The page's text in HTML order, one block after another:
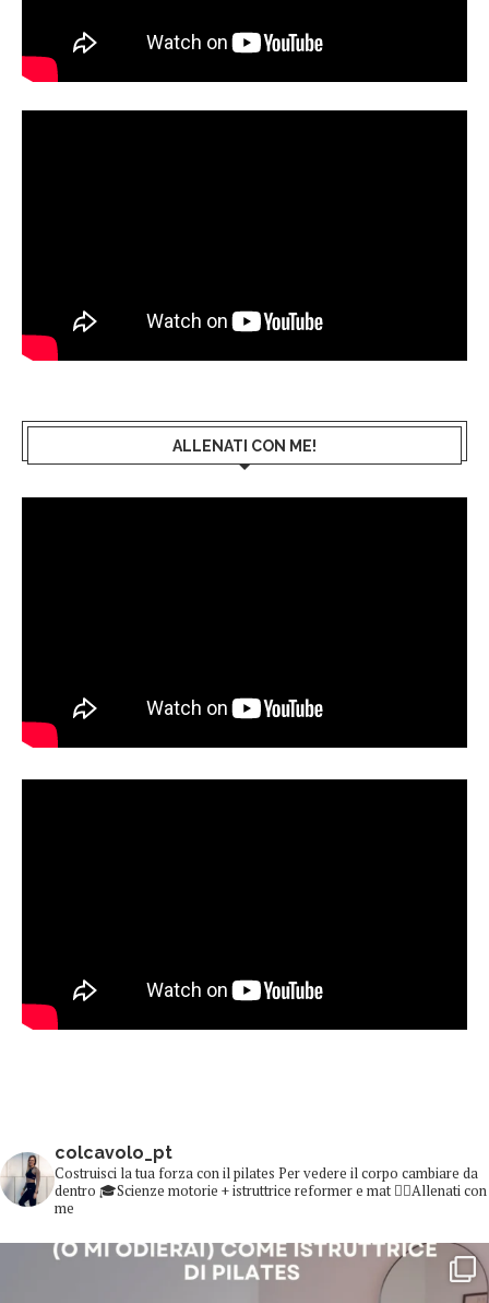
ALLENATI CON ME!
colcavolo_pt
Costruisci la tua forza con il pilates Per vedere il corpo cambiare da
dentro 🎓Scienze motorie + istruttrice reformer e mat 👇🏻Allenati con
me